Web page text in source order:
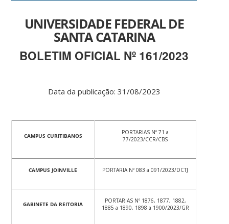
UNIVERSIDADE FEDERAL DE
SANTA CATARINA
BOLETIM OFICIAL Nº 161/2023
Data da publicação: 31/08/2023
CAMPUS CURITIBANOS
PORTARIAS Nº 71 a
77/2023/CCR/CBS
CAMPUS JOINVILLE PORTARIA Nº 083 a 091/2023/DCTJ
GABINETE DA REITORIA
PORTARIAS Nº 1876, 1877, 1882,
1885 a 1890, 1898 a 1900/2023/GR